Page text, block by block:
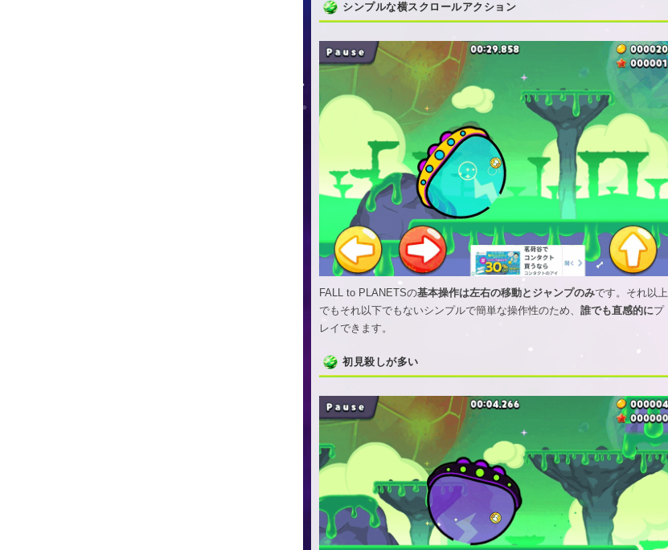
シンプルな横スクロールアクション
FALL to PLANETSの基本操作は左右の移動とジャンプのみです。それ以上
でもそれ以下でもないシンプルで簡単な操作性のため、 誰でも直感的にプ
レイできます。
初見殺しが多い